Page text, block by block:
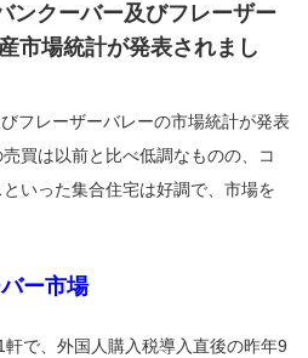
ンクーバー及びフレーザー
市場統計が発表されまし
フレーザーバレーの市場統計が発表
買は以前と比べ低調なものの、コ
いった集合住宅は好調で、市場を
ー市場
で、外国人購入税導入直後の昨年9